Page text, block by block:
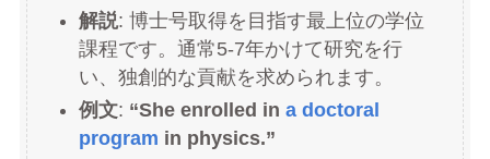
解説: 博士号取得を目指す最上位の学位
課程です。通常5-7年かけて研究を行
い、独創的な貢献を求められます。
例文: “She enrolled in a doctoral
program in physics.”